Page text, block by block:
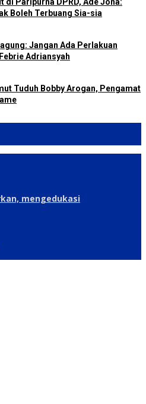
di Paripurna DPRD, Ade Jona:
Boleh Terbuang Sia-sia
Jangan Ada Perlakuan
Adriansyah
Tuduh Bobby Arogan, Pengamat
mengedukasi